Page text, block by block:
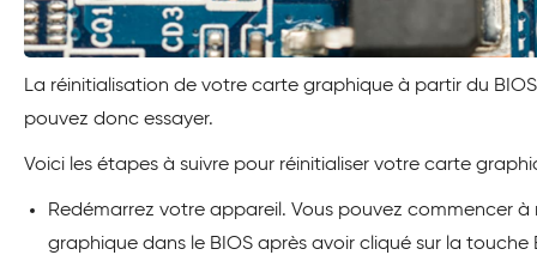
La réinitialisation de votre carte graphique à partir du BIOS
pouvez donc essayer.
Voici les étapes à suivre pour réinitialiser votre carte
Redémarrez votre appareil. Vous pouvez commencer
graphique dans le BIOS après avoir cliqué sur la